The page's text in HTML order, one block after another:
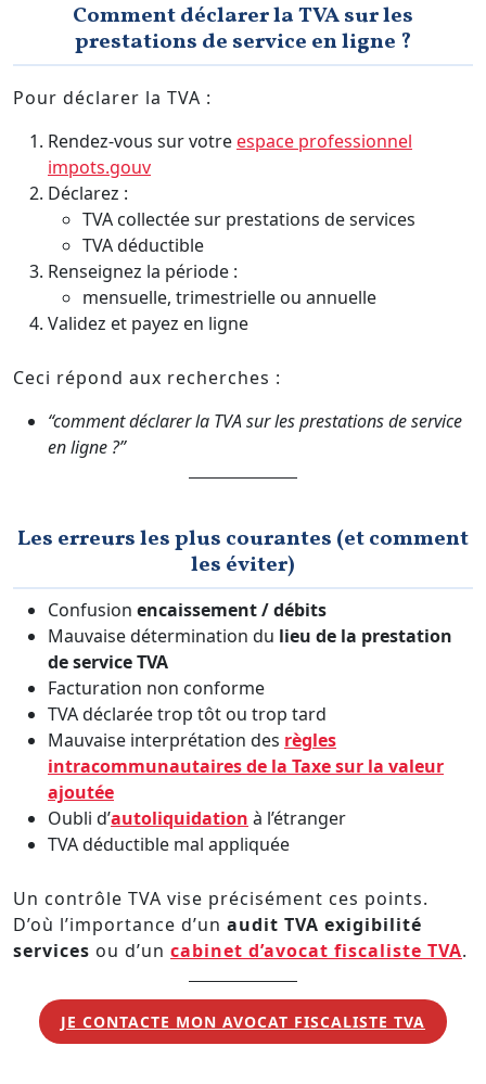
Comment déclarer la TVA sur les
prestations de service en ligne ?
Pour déclarer la TVA :
Rendez-vous sur votre espace professionnel
impots.gouv
Déclarez :
TVA collectée sur prestations de services
TVA déductible
Renseignez la période :
mensuelle, trimestrielle ou annuelle
Validez et payez en ligne
Ceci répond aux recherches :
“comment déclarer la TVA sur les prestations de service
en ligne ?”
Les erreurs les plus courantes (et comment
les éviter)
Confusion encaissement / débits
Mauvaise détermination du lieu de la prestation
de service TVA
Facturation non conforme
TVA déclarée trop tôt ou trop tard
Mauvaise interprétation des règles
intracommunautaires de la Taxe sur la valeur
ajoutée
Oubli d’autoliquidation à l’étranger
TVA déductible mal appliquée
Un contrôle TVA vise précisément ces points.
D’où l’importance d’un audit TVA exigibilité
services ou d’un cabinet d’avocat fiscaliste TVA.
JE CONTACTE MON AVOCAT FISCALISTE TVA